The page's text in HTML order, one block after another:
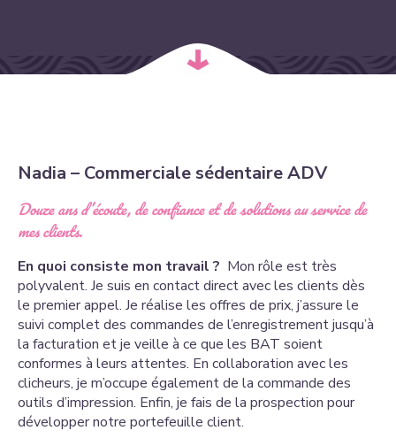
Nadia – Commerciale sédentaire ADV
Douze ans d’écoute, de confiance et de solutions au service de
mes clients.
En quoi consiste mon travail ? Mon rôle est très
polyvalent. Je suis en contact direct avec les clients dès
le premier appel. Je réalise les offres de prix, j’assure le
suivi complet des commandes de l’enregistrement jusqu’à
la facturation et je veille à ce que les BAT soient
conformes à leurs attentes. En collaboration avec les
clicheurs, je m’occupe également de la commande des
outils d’impression. Enfin, je fais de la prospection pour
développer notre portefeuille client.